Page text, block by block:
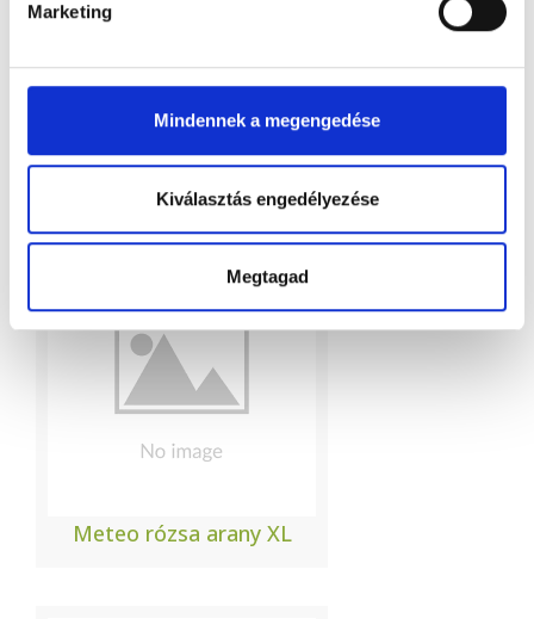
Marketing
Mindennek a megengedése
Kiválasztás engedélyezése
Megtagad
Meteo kála arany XL
Meteo rózsa arany XL